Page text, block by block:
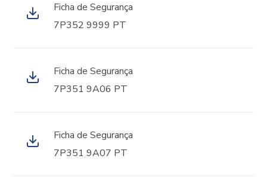
Ficha de Segurança
7P352 9999 PT
Ficha de Segurança
7P351 9A06 PT
Ficha de Segurança
7P351 9A07 PT